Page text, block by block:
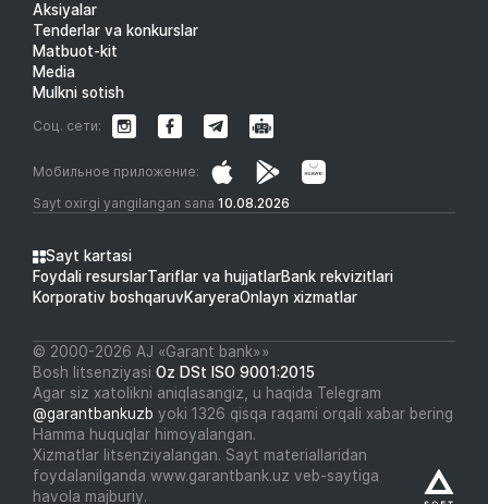
Aksiyalar
Tenderlar va konkurslar
Matbuot-kit
Media
Mulkni sotish
Sayt oxirgi yangilangan sana 10.08.2026
Мобильное приложение:
Соц. сети:
Sayt kartasi
Foydali resurslarTariflar va hujjatlarBank rekvizitlari
Korporativ boshqaruvKaryeraOnlayn xizmatlar
© 2000-2026 АJ «Garant bank»»
Bosh litsenziyasi Oz DSt ISO 9001:2015
Agar siz xatolikni aniqlasangiz, u haqida Telegram
@garantbankuzb yoki 1326 qisqa raqami orqali xabar bering
Hamma huquqlar himoyalangan.
Xizmatlar litsenziyalangan. Sayt materiallaridan
foydalanilganda www.garantbank.uz veb-saytiga
havola majburiy.